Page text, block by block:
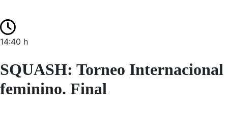
14:40 h
SQUASH: Torneo Internacional
feminino. Final